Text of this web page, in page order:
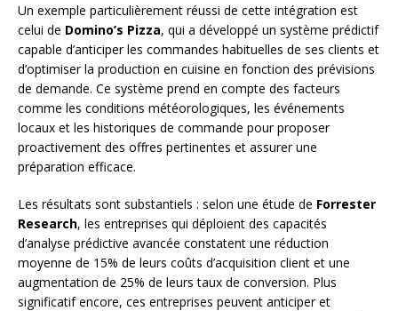
Un exemple particulièrement réussi de cette intégration est
celui de Domino’s Pizza, qui a développé un système prédictif
capable d’anticiper les commandes habituelles de ses clients et
d’optimiser la production en cuisine en fonction des prévisions
de demande. Ce système prend en compte des facteurs
comme les conditions météorologiques, les événements
locaux et les historiques de commande pour proposer
proactivement des offres pertinentes et assurer une
préparation efficace.
Les résultats sont substantiels : selon une étude de Forrester
Research, les entreprises qui déploient des capacités
d’analyse prédictive avancée constatent une réduction
moyenne de 15% de leurs coûts d’acquisition client et une
augmentation de 25% de leurs taux de conversion. Plus
significatif encore, ces entreprises peuvent anticiper et